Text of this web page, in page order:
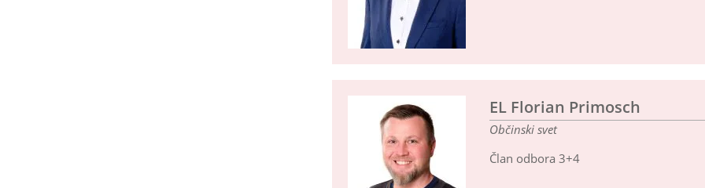
EL Florian Primosch
Občinski svet
Član odbora 3+4